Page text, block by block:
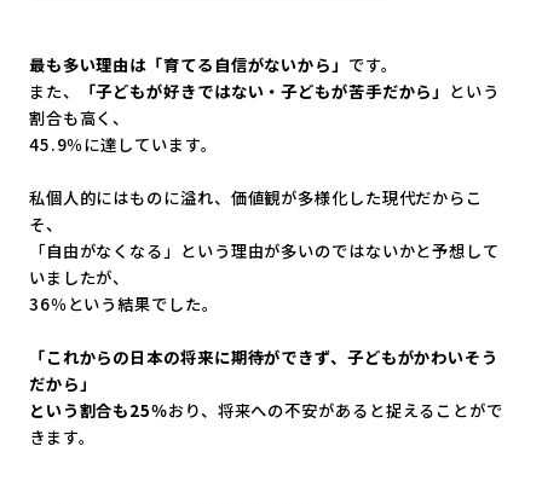
最も多い理由は「育てる自信がないから」 です。
また、
「子どもが好きではない・子どもが苦手だから」 という
割合も高く、
45.9％に達しています。
私個人的にはものに溢れ、価値観が多様化した現代だからこ
そ、
「自由がなくなる」 という理由が多いのではないかと予想して
いましたが、
36％という結果でした。
「これからの日本の将来に期待ができず、 子どもがかわいそう
だから」
という割合も25％おり、 将来への不安があると捉えることがで
きます。